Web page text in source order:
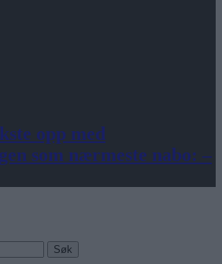
opp med
som nærmeste nabo: –